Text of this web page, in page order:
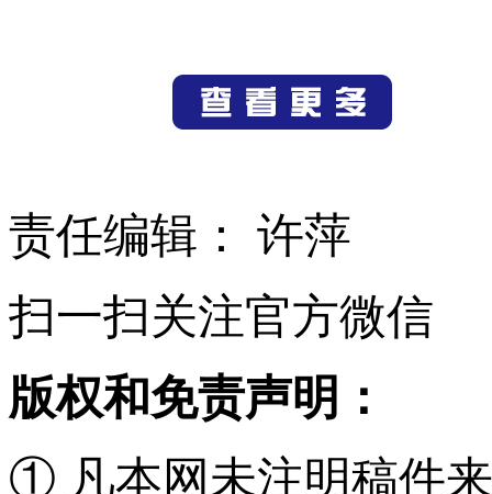
责任编辑： 许萍
扫一扫关注官方微信
版权和免责声明：
① 凡本网未注明稿件